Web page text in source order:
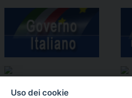
Uso dei cookie